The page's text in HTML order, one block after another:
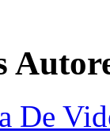
De